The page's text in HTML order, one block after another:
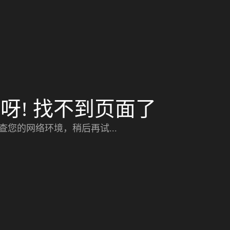
! 找不到页面了
您的网络环境，稍后再试...